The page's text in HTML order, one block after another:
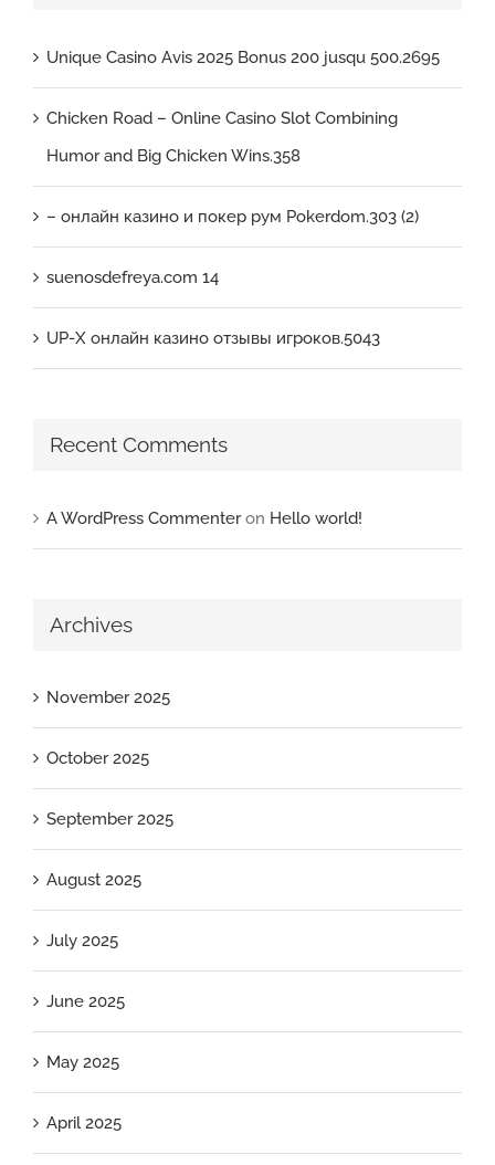
Unique Casino Avis 2025 Bonus 200 jusqu 500.2695
Chicken Road – Online Casino Slot Combining
Humor and Big Chicken Wins.358
– онлайн казино и покер рум Pokerdom.303 (2)
suenosdefreya.com 14
UP-X онлайн казино отзывы игроков.5043
Recent Comments
A WordPress Commenteron Hello world!
Archives
November 2025
October 2025
September 2025
August 2025
July 2025
June 2025
May 2025
April 2025